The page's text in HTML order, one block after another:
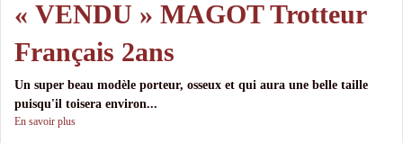
« VENDU » MAGOT Trotteur
Français 2ans
Un super beau modèle porteur, osseux et qui aura une belle taille
puisqu'il toisera environ...
En savoir plus